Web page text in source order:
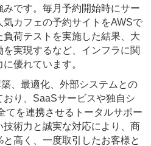
です。毎月予約開始時にサー
カフェの予約サイトをAWSで
負荷テストを実施した結果、大
実現するなど、インフラに関
優れています。
、最適化、外部システムとの
り、SaaSサービスや独自シ
てを連携させるトータルサポー
技術力と誠実な対応により、商
高く、一度取引したお客様と